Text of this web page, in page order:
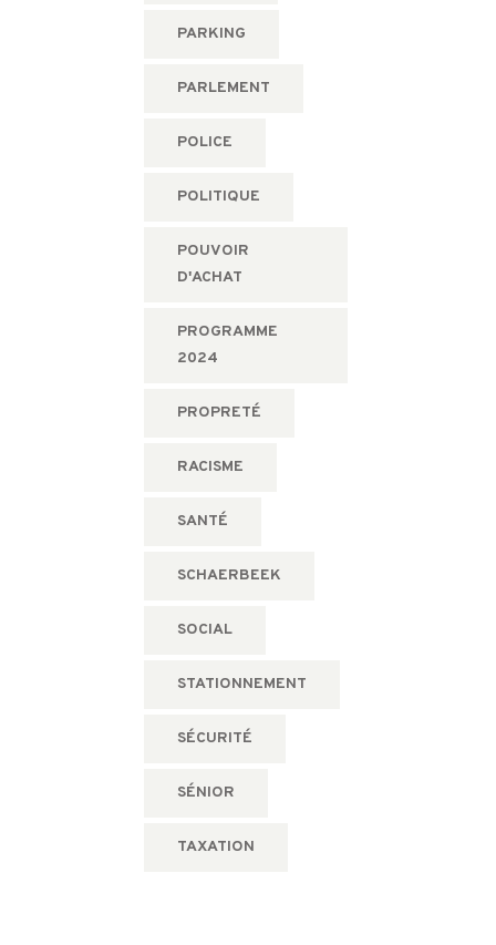
PARKING
PARLEMENT
POLICE
POLITIQUE
POUVOIR
D'ACHAT
PROGRAMME
2024
PROPRETÉ
RACISME
SANTÉ
SCHAERBEEK
SOCIAL
STATIONNEMENT
SÉCURITÉ
SÉNIOR
TAXATION